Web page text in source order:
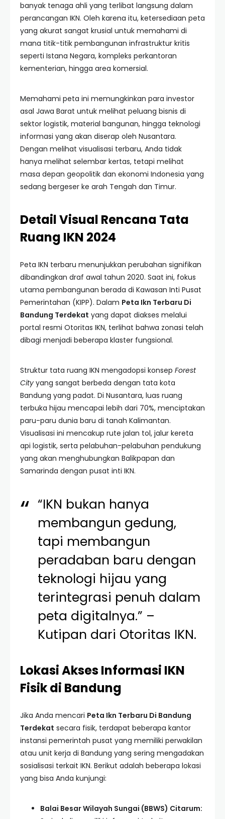
banyak tenaga ahli yang terlibat langsung dalam
perancangan IKN. Oleh karena itu, ketersediaan peta
yang akurat sangat krusial untuk memahami di
mana titik-titik pembangunan infrastruktur kritis
seperti Istana Negara, kompleks perkantoran
kementerian, hingga area komersial.
Memahami peta ini memungkinkan para investor
asal Jawa Barat untuk melihat peluang bisnis di
sektor logistik, material bangunan, hingga teknologi
informasi yang akan diserap oleh Nusantara.
Dengan melihat visualisasi terbaru, Anda tidak
hanya melihat selembar kertas, tetapi melihat
masa depan geopolitik dan ekonomi Indonesia yang
sedang bergeser ke arah Tengah dan Timur.
Detail Visual Rencana Tata
Ruang IKN 2024
Peta IKN terbaru menunjukkan perubahan signifikan
dibandingkan draf awal tahun 2020. Saat ini, fokus
utama pembangunan berada di Kawasan Inti Pusat
Pemerintahan (KIPP). Dalam Peta Ikn Terbaru Di
Bandung Terdekat yang dapat diakses melalui
portal resmi Otoritas IKN, terlihat bahwa zonasi telah
dibagi menjadi beberapa klaster fungsional.
Struktur tata ruang IKN mengadopsi konsep Forest
City yang sangat berbeda dengan tata kota
Bandung yang padat. Di Nusantara, luas ruang
terbuka hijau mencapai lebih dari 70%, menciptakan
paru-paru dunia baru di tanah Kalimantan.
Visualisasi ini mencakup rute jalan tol, jalur kereta
api logistik, serta pelabuhan-pelabuhan pendukung
yang akan menghubungkan Balikpapan dan
Samarinda dengan pusat inti IKN.
“IKN bukan hanya
membangun gedung,
tapi membangun
peradaban baru dengan
teknologi hijau yang
terintegrasi penuh dalam
peta digitalnya.” –
Kutipan dari Otoritas IKN.
Lokasi Akses Informasi IKN
Fisik di Bandung
Jika Anda mencari Peta Ikn Terbaru Di Bandung
Terdekat secara fisik, terdapat beberapa kantor
instansi pemerintah pusat yang memiliki perwakilan
atau unit kerja di Bandung yang sering mengadakan
sosialisasi terkait IKN. Berikut adalah beberapa lokasi
yang bisa Anda kunjungi:
Balai Besar Wilayah Sungai (BBWS) Citarum: